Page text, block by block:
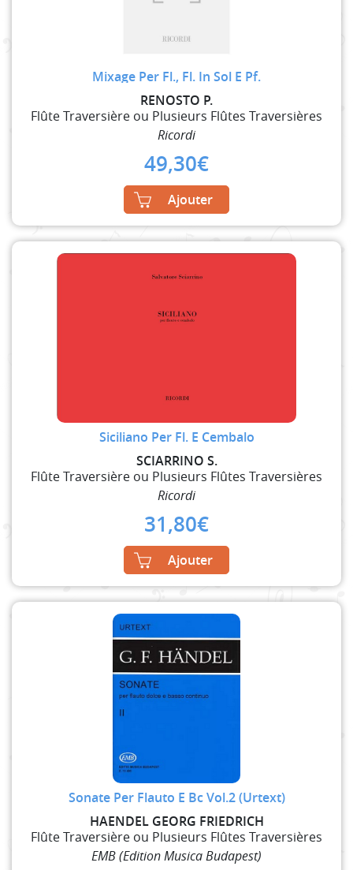
Mixage Per Fl., Fl. In Sol E Pf.
RENOSTO P.
Flûte Traversière ou Plusieurs Flûtes Traversières
Ricordi
49,30€
Ajouter
Siciliano Per Fl. E Cembalo
SCIARRINO S.
Flûte Traversière ou Plusieurs Flûtes Traversières
Ricordi
31,80€
Ajouter
Sonate Per Flauto E Bc Vol.2 (Urtext)
HAENDEL GEORG FRIEDRICH
Flûte Traversière ou Plusieurs Flûtes Traversières
EMB (Edition Musica Budapest)